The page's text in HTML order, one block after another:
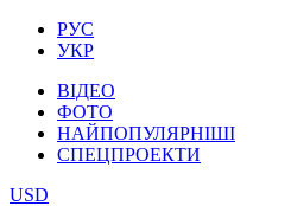
РУС
УКР
ВІДЕО
ФОТО
НАЙПОПУЛЯРНІШІ
СПЕЦПРОЕКТИ
USD